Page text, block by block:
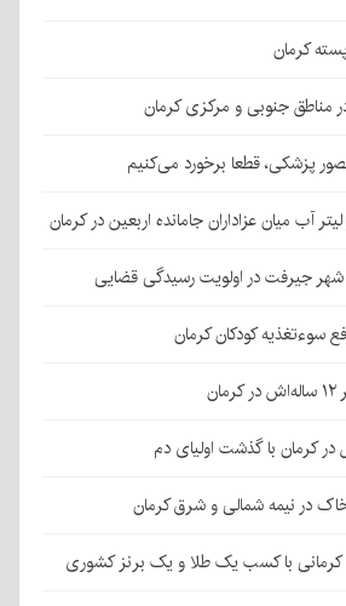
کرمان
در مناطق جنوبی و مرکزی کرمان
پزشکی، قطعا برخورد می‌کنیم
شهر جیرفت در اولویت رسیدگی قضایی
سوءتغذیه کودکان کرمان
کرمان با گذشت اولیای دم
در نیمه شمالی و شرق کرمان
با کسب یک طلا و یک برنز کشوری